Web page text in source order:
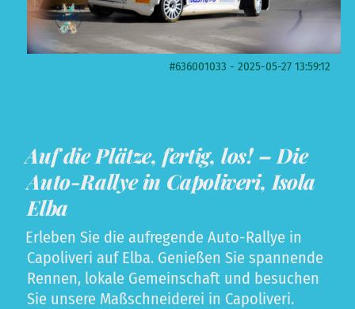
#636001033 - 2025-05-27 13:59:12
Auf die Plätze, fertig, los! – Die
Auto-Rallye in Capoliveri, Isola
Elba
Erleben Sie die aufregende Auto-Rallye in
Capoliveri auf Elba. Genießen Sie spannende
Rennen, lokale Gemeinschaft und besuchen
Sie unsere Maßschneiderei in Capoliveri.